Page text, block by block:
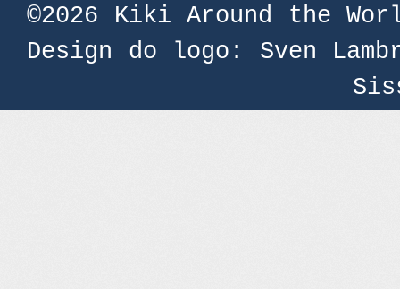
©2026 Kiki Around the
Design do logo: Sven